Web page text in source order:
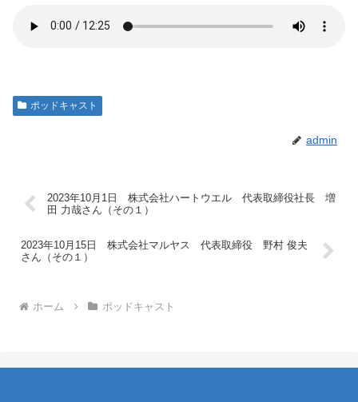
ポッドキャスト
admin
2023年10月1日 株式会社ハートウエル 代表取締役社長 増
田 力哉さん（その１）
2023年10月15日 株式会社マルヤス 代表取締役 野村 俊夫
さん（その１）
ホーム ポッドキャスト